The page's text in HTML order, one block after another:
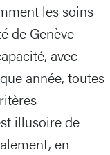
les soins
de Genève
avec
année, toutes
illusoire de
en